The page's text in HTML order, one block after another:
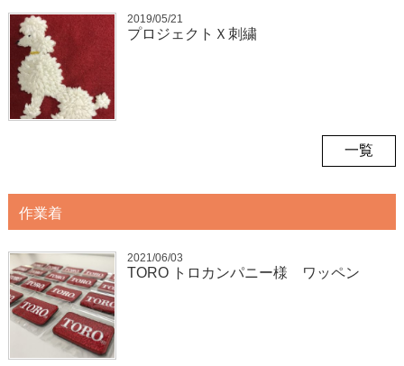
2019/05/21
プロジェクトＸ刺繍
一覧
作業着
2021/06/03
TORO トロカンパニー様 ワッペン